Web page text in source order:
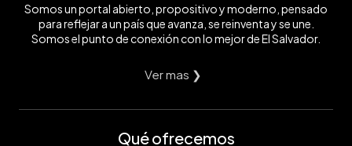
Somos un portal abierto, propositivo y moderno, pensado
para reflejar a un país que avanza, se reinventa y se une.
Somos el punto de conexión con lo mejor de El Salvador.
Ver mas ❯
Qué ofrecemos